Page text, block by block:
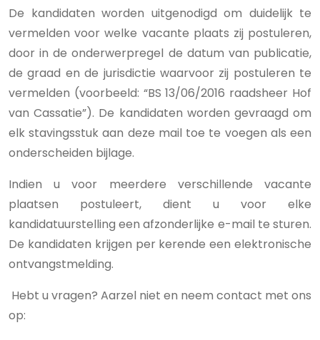
De kandidaten worden uitgenodigd om duidelijk te
vermelden voor welke vacante plaats zij postuleren,
door in de onderwerpregel de datum van publicatie,
de graad en de jurisdictie waarvoor zij postuleren te
vermelden (voorbeeld: “BS 13/06/2016 raadsheer Hof
van Cassatie”). De kandidaten worden gevraagd om
elk stavingsstuk aan deze mail toe te voegen als een
onderscheiden bijlage.
Indien u voor meerdere verschillende vacante
plaatsen postuleert, dient u voor elke
kandidatuurstelling een afzonderlijke e-mail te sturen.
De kandidaten krijgen per kerende een elektronische
ontvangstmelding.
Hebt u vragen? Aarzel niet en neem contact met ons
op: